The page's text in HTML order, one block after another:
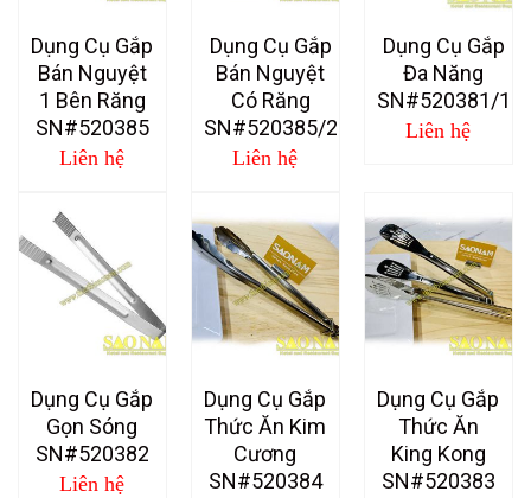
Dụng Cụ Gắp
Bán Nguyệt
1 Bên Răng
SN#520385
Liên hệ
Dụng Cụ Gắp
Bán Nguyệt
Có Răng
SN#520385/2
Liên hệ
Dụng Cụ Gắp
Đa Năng
SN#520381/1
Liên hệ
Dụng Cụ Gắp
Gọn Sóng
SN#520382
Liên hệ
Dụng Cụ Gắp
Thức Ăn Kim
Cương
SN#520384
Dụng Cụ Gắp
Thức Ăn
King Kong
SN#520383